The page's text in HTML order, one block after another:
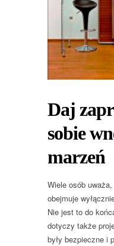
Daj
sobie
marzeń
Wiele osób
obejmuje
Nie jest to do
dotyczy także
były bezpieczne i